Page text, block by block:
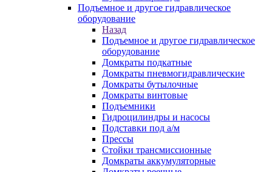
Подъемное и другое гидравлическое
оборудование
Назад
Подъемное и другое гидравлическое
оборудование
Домкраты подкатные
Домкраты пневмогидравлические
Домкраты бутылочные
Домкраты винтовые
Подъемники
Гидроцилиндры и насосы
Подставки под а/м
Прессы
Стойки трансмиссионные
Домкраты аккумуляторные